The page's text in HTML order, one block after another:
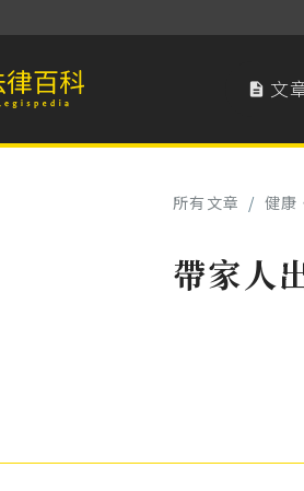
 文
所有文章 / 健
帶家人